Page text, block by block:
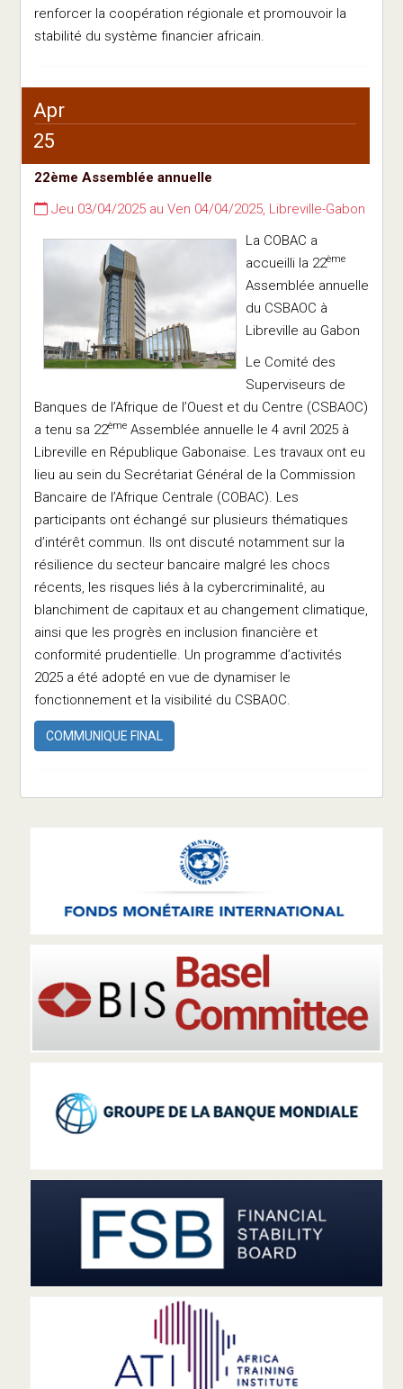
renforcer la coopération régionale et promouvoir la
stabilité du système financier africain.
Apr
25
22ème Assemblée annuelle
Jeu 03/04/2025 au Ven 04/04/2025, Libreville-Gabon
La COBAC a
accueilli la 22ème
Assemblée annuelle
du CSBAOC à
Libreville au Gabon
Le Comité des
Superviseurs de
Banques de l’Afrique de l’Ouest et du Centre (CSBAOC)
a tenu sa 22ème Assemblée annuelle le 4 avril 2025 à
Libreville en République Gabonaise. Les travaux ont eu
lieu au sein du Secrétariat Général de la Commission
Bancaire de l’Afrique Centrale (COBAC). Les
participants ont échangé sur plusieurs thématiques
d’intérêt commun. Ils ont discuté notamment sur la
résilience du secteur bancaire malgré les chocs
récents, les risques liés à la cybercriminalité, au
blanchiment de capitaux et au changement climatique,
ainsi que les progrès en inclusion financière et
conformité prudentielle. Un programme d’activités
2025 a été adopté en vue de dynamiser le
fonctionnement et la visibilité du CSBAOC.
COMMUNIQUE FINAL